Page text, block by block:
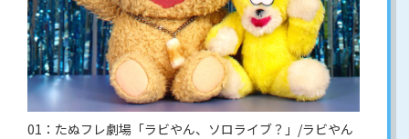
01：たぬフレ劇場「ラビやん、ソロライブ？」/ラビやん